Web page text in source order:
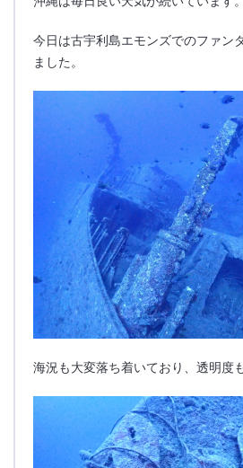
今日は古宇利島エモンズでのファン
ました。
海況も大変落ち着いており、透明度